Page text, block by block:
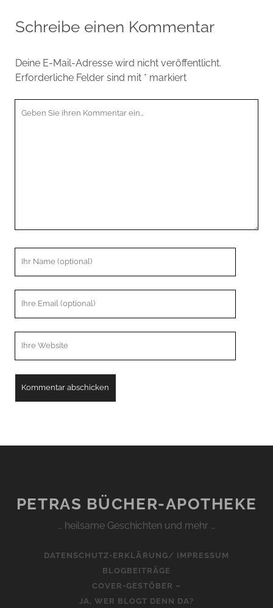
Schreibe einen Kommentar
Deine E-Mail-Adresse wird nicht veröffentlicht.
Erforderliche Felder sind mit * markiert
PETRAS BÜCHER-APOTHEKE
… heilsame Geschichten und mehr …
DATENSCHUTZ-ERKLÄRUNG/ IMPRESSUM
BLOGBEITRÄGE
COVER-GESTÖBER –
JA, WER BLOGT DENN DA?